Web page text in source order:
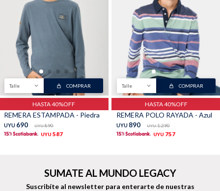
Talle COMPRAR
HASTA 40%OFF
REMERA ESTAMPADA - Piedra
UYU 690 UYU 890
UYU 587
Talle COMPRAR
HASTA 40%OFF
REMERA POLO RAYADA - Azul
UYU 890 UYU 1.290
UYU 757
SUMATE AL MUNDO LEGACY
Suscribíte al newsletter para enterarte de nuestras
Shorts Trajes
Sacos Calzado